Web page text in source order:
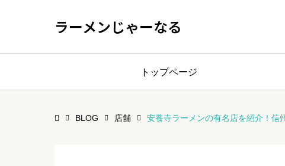
ラーメンじゃーなる
トップページ
BLOG 店舗 安養寺ラーメンの有名店を紹介！信